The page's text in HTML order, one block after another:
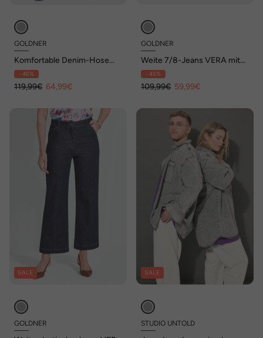
GOLDNER
Komfortable Denim-Hose
VERA mit Stretch
- 46%
119,99€ 64,99€
GOLDNER
Weite 7/8-Jeans VERA mit
Formbund
- 45%
109,99€ 59,99€
SALE
GOLDNER
SALE
STUDIO UNTOLD